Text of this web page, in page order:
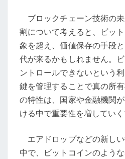
が
暗
号
貨
市
場
に
え
る
ブロックチェーン技術の
割について考えると、ビッ
象を超え、価値保存の手段
代が来るかもしれません。
ントロールできないという
鍵を管理することで真の所
の特性は、国家や金融機関
ける中で重要性を増していく
エアドロップなどの新し
中で、ビットコインのよう